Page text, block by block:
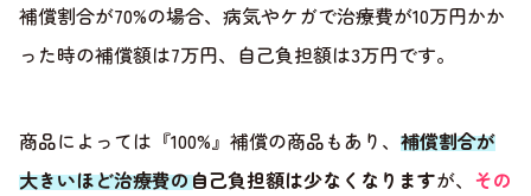
補償割合が70%の場合、病気やケガで治療費が10万円かか
った時の補償額は7万円、自己負担額は3万円です。
商品によっては『100%』補償の商品もあり、 補償割合が
大きいほど治療費の自己負担額は少なくなりますが、 その